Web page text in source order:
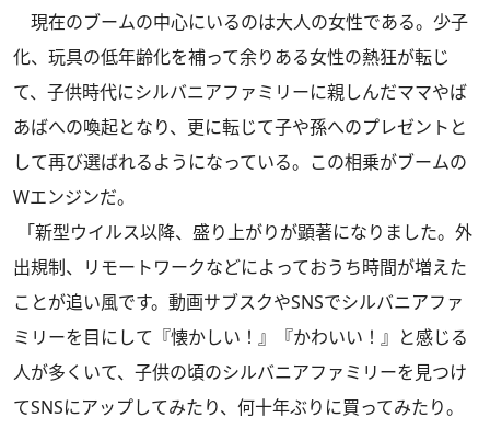
現在のブームの中心にいるのは大人の女性である。少子
化、玩具の低年齢化を補って余りある女性の熱狂が転じ
て、子供時代にシルバニアファミリーに親しんだママやば
あばへの喚起となり、更に転じて子や孫へのプレゼントと
して再び選ばれるようになっている。この相乗がブームの
Wエンジンだ。
「新型ウイルス以降、盛り上がりが顕著になりました。外
出規制、リモートワークなどによっておうち時間が増えた
ことが追い風です。動画サブスクやSNSでシルバニアファ
ミリーを目にして『懐かしい！』『かわいい！』と感じる
人が多くいて、子供の頃のシルバニアファミリーを見つけ
てSNSにアップしてみたり、何十年ぶりに買ってみたり。